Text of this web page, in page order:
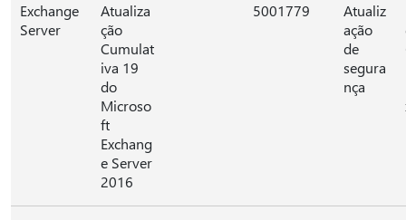
Exchange
Server
Atualiza
ção
Cumulat
iva 19
do
Microso
ft
Exchang
e Server
2016
5001779
Atualiz
ação
de
segura
nça